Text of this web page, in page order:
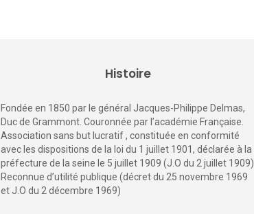
Histoire
Fondée en 1850 par le général Jacques-Philippe Delmas,
Duc de Grammont. Couronnée par l’académie Française.
Association sans but lucratif , constituée en conformité
avec les dispositions de la loi du 1 juillet 1901, déclarée à la
préfecture de la seine le 5 juillet 1909 (J.O du 2 juillet 1909)
Reconnue d’utilité publique (décret du 25 novembre 1969
et J.O du 2 décembre 1969)